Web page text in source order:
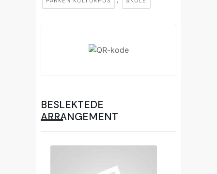
BESLEKTEDE
ARRANGEMENT